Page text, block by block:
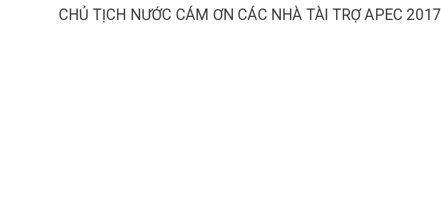
CHỦ TỊCH NƯỚC CÁM ƠN CÁC NHÀ TÀI TRỢ APEC 2017